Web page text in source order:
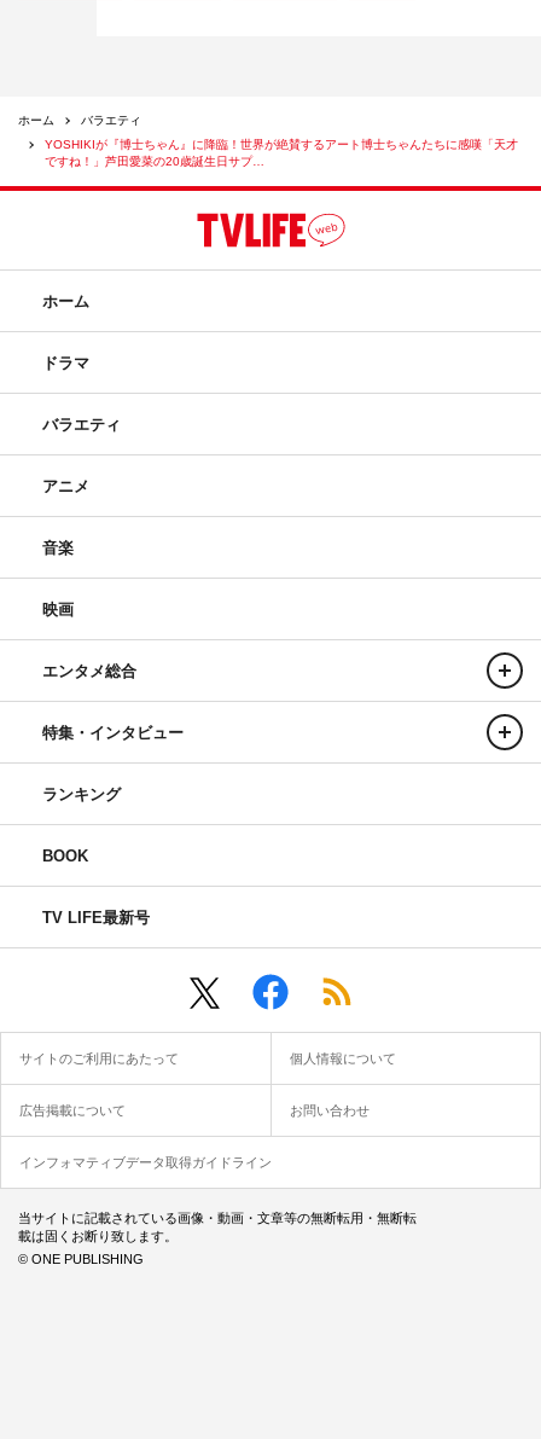
『サンドウィッチマン＆芦田愛菜の博士ちゃん』©テレビ朝日
『サンドウィッチマン＆芦田愛菜の博士ちゃん』
テレビ朝日系
ホーム
バラエティ
YOSHIKIが『博士ちゃん』に降臨！世界が絶賛するアート博士ちゃんたちに感嘆「天才
ですね！」芦田愛菜の20歳誕生日サプ…
ホーム
ドラマ
バラエティ
アニメ
音楽
映画
エンタメ総合
特集・インタビュー
ランキング
BOOK
TV LIFE最新号
サイトのご利用にあたって 個人情報について
広告掲載について お問い合わせ
インフォマティブデータ取得ガイドライン
当サイトに記載されている画像・動画・文章等の無断転用・無断転
載は固くお断り致します。
© ONE PUBLISHING